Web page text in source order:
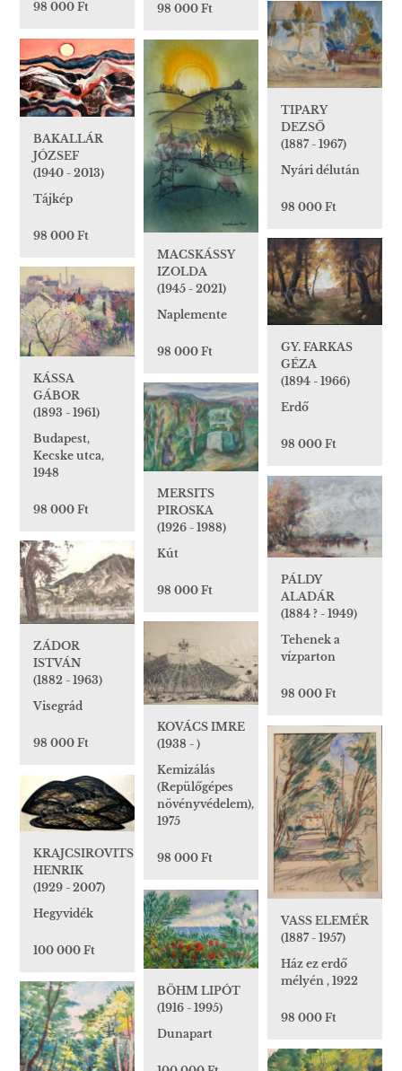
98 000 Ft 98 000 Ft
TIPARY
DEZSŐ
(1887 - 1967)
Nyári délután
98 000 Ft
BAKALLÁR
JÓZSEF
(1940 - 2013)
Tájkép
98 000 Ft
MACSKÁSSY
IZOLDA
(1945 - 2021)
Naplemente
98 000 Ft
GY. FARKAS
GÉZA
(1894 - 1966)
Erdő
98 000 Ft
KÁSSA
GÁBOR
(1893 - 1961)
Budapest,
Kecske utca,
1948
98 000 Ft
MERSITS
PIROSKA
(1926 - 1988)
Kút
98 000 Ft
PÁLDY
ALADÁR
(1884 ? - 1949)
Tehenek a
vízparton
98 000 Ft
ZÁDOR
ISTVÁN
(1882 - 1963)
Visegrád
98 000 Ft
KOVÁCS IMRE
(1938 - )
Kemizálás
(Repülőgépes
növényvédelem),
1975
98 000 Ft
VASS ELEMÉR
(1887 - 1957)
Ház ez erdő
mélyén , 1922
98 000 Ft
KRAJCSIROVITS
HENRIK
(1929 - 2007)
Hegyvidék
100 000 Ft
BÖHM LIPÓT
(1916 - 1995)
Dunapart